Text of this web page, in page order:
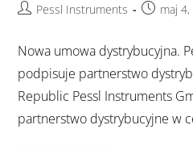
Pessl Instruments maj
Nowa umowa dystrybucyjna.
podpisuje partnerstwo
Republic Pessl Instruments
partnerstwo dystrybucyjne w